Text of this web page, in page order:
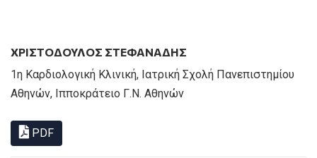
ΧΡΙΣΤΟΔΟΥΛΟΣ ΣΤΕΦΑΝΑΔΗΣ
1η Καρδιολογική Κλινική, Ιατρική Σχολή Πανεπιστημίου
Αθηνών, Ιπποκράτειο Γ.Ν. Αθηνών
PDF